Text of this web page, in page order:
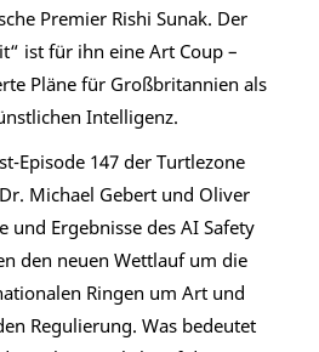
Premier Rishi Sunak. Der
ist für ihn eine Art Coup –
Pläne für Großbritannien als
Intelligenz.
Episode 147 der Turtlezone
Michael Gebert und Oliver
und Ergebnisse des AI Safety
den neuen Wettlauf um die
Ringen um Art und
Regulierung. Was bedeutet